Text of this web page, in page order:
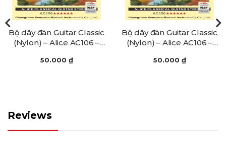
Bộ dây đàn Guitar Classic
(Nylon) – Alice AC106 –
Silver Plated Copper
50.000 ₫
Bộ dây đàn Guitar Classic
(Nylon) – Alice AC106 –
Silver Plated Copper
50.000 ₫
Reviews